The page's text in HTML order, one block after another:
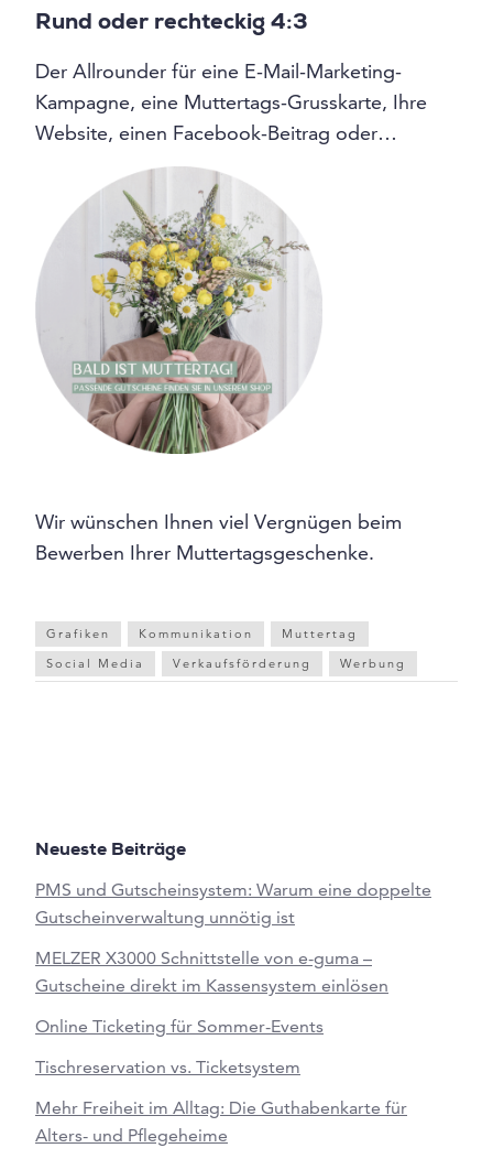
Neueste Beiträge
PMS und Gutscheinsystem: Warum eine doppelte
Gutscheinverwaltung unnötig ist
MELZER X3000 Schnittstelle von e-guma –
Gutscheine direkt im Kassensystem einlösen
Online Ticketing für Sommer-Events
Tischreservation vs. Ticketsystem
Mehr Freiheit im Alltag: Die Guthabenkarte für
Alters- und Pflegeheime
Rund oder rechteckig 4:3
Der Allrounder für eine E-Mail-Marketing-
Kampagne, eine Muttertags-Grusskarte, Ihre
Website, einen Facebook-Beitrag oder…
Wir wünschen Ihnen viel Vergnügen beim
Bewerben Ihrer Muttertagsgeschenke.
Grafiken Kommunikation
Muttertag
Social Media
Verkaufsförderung Werbung